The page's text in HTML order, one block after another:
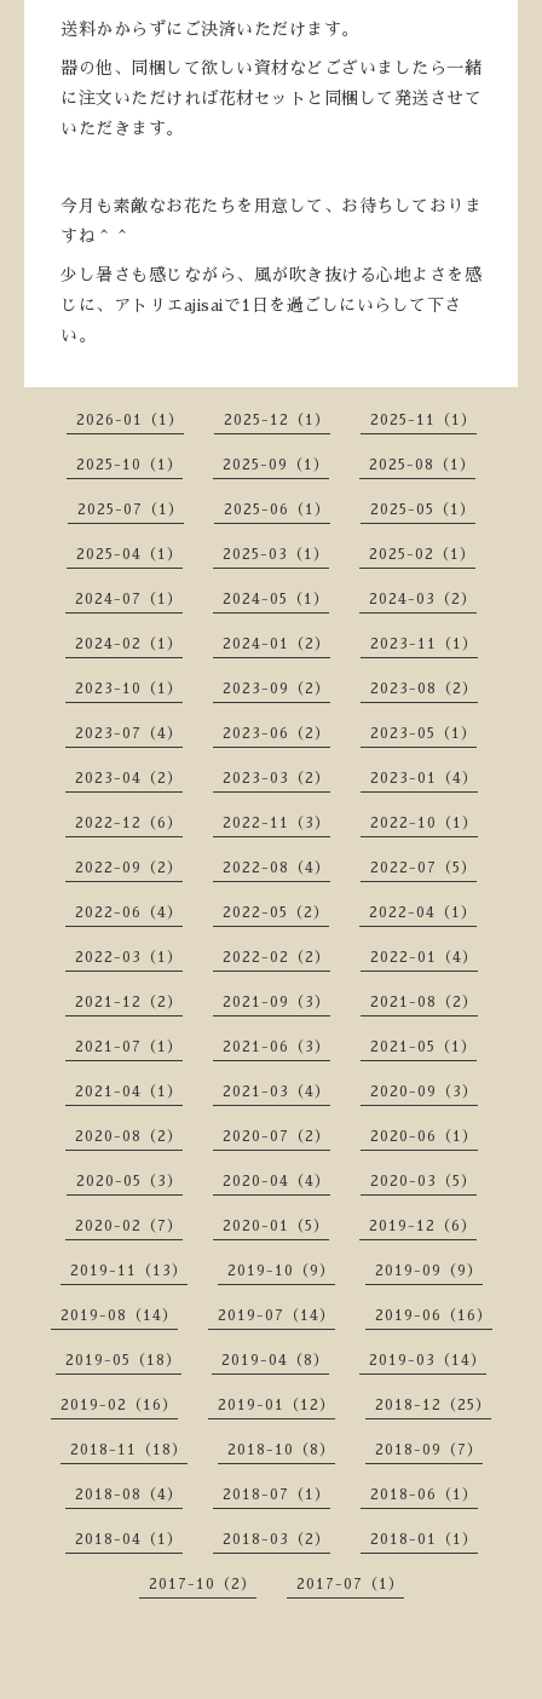
送料かからずにご決済いただけます。
器の他、同梱して欲しい資材などございましたら一緒
に注文いただければ花材セットと同梱して発送させて
いただきます。
今月も素敵なお花たちを用意して、お待ちしておりま
すね＾＾
少し暑さも感じながら、風が吹き抜ける心地よさを感
じに、アトリエajisaiで1日を過ごしにいらして下さ
い。
2026-01（1） 2025-12（1） 2025-11（1）
2025-10（1） 2025-09（1） 2025-08（1）
2025-07（1） 2025-06（1） 2025-05（1）
2025-04（1） 2025-03（1） 2025-02（1）
2024-07（1） 2024-05（1） 2024-03（2）
2024-02（1） 2024-01（2） 2023-11（1）
2023-10（1） 2023-09（2） 2023-08（2）
2023-07（4） 2023-06（2） 2023-05（1）
2023-04（2） 2023-03（2） 2023-01（4）
2022-12（6） 2022-11（3） 2022-10（1）
2022-09（2） 2022-08（4） 2022-07（5）
2022-06（4） 2022-05（2） 2022-04（1）
2022-03（1） 2022-02（2） 2022-01（4）
2021-12（2） 2021-09（3） 2021-08（2）
2021-07（1） 2021-06（3） 2021-05（1）
2021-04（1） 2021-03（4） 2020-09（3）
2020-08（2） 2020-07（2） 2020-06（1）
2020-05（3） 2020-04（4） 2020-03（5）
2020-02（7） 2020-01（5） 2019-12（6）
2019-11（13） 2019-10（9） 2019-09（9）
2019-08（14） 2019-07（14） 2019-06（16）
2019-05（18） 2019-04（8） 2019-03（14）
2019-02（16） 2019-01（12） 2018-12（25）
2018-11（18） 2018-10（8） 2018-09（7）
2018-08（4） 2018-07（1） 2018-06（1）
2018-04（1） 2018-03（2） 2018-01（1）
2017-10（2） 2017-07（1）